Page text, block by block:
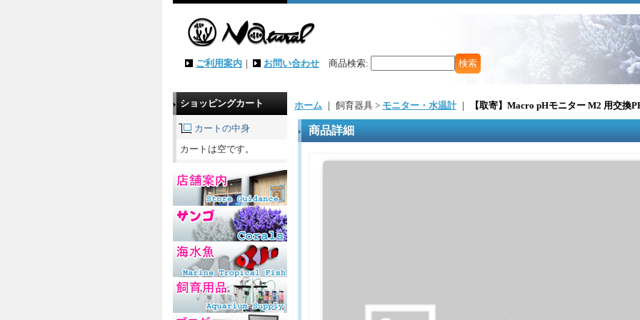
ご利用案内 ｜ お問い合わせ 商品検索:
ショッピングカート
カートの中身
カートは空です。
ホーム ｜ 飼育器具 > モニター・水温計｜ 【取寄】Macro pHモニター M2 用交換
商品詳細